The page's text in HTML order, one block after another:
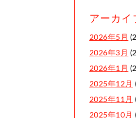
アーカイ
2026年5月
2026年3月
2026年1月
2025年12月
2025年11月
2025年10月